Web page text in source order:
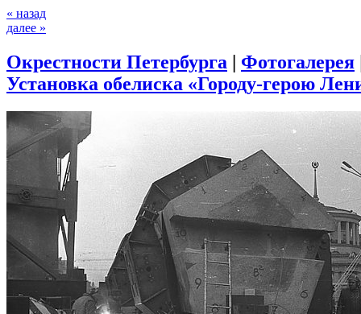
« назад
далее »
Окрестности Петербурга | Фотогалерея
Установка обелиска «Городу-герою